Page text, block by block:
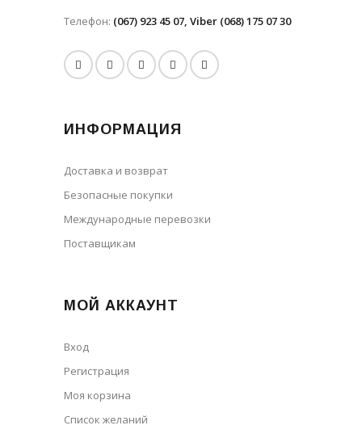
Телефон: (067) 923 45 07, Viber (068) 175 07 30
ИНФОРМАЦИЯ
Доставка и возврат
Безопасные покупки
Международные перевозки
Поставщикам
МОЙ АККАУНТ
Вход
Регистрация
Моя корзина
Cписок желаний